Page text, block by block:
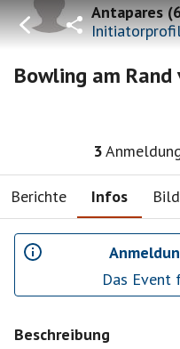
Antapares(
Bowling am Rand
3
Berichte Infos
Das
Beschreibung